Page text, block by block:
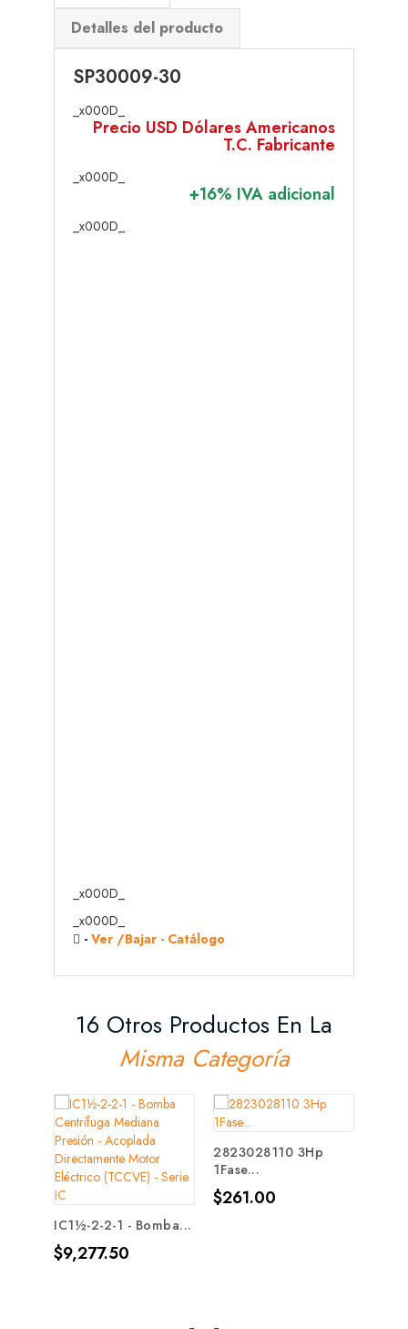
Detalles del producto
SP30009-30
_x000D_
Precio USD Dólares Americanos
T.C. Fabricante
_x000D_
+16% IVA adicional
_x000D_
_x000D_
_x000D_
- Ver /Bajar - Catálogo
16 Otros Productos En La
Misma Categoría
IC1½-2-2-1 - Bomba...
Precio
$9,277.50
2823028110 3Hp
1Fase...
Precio
$261.00